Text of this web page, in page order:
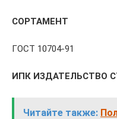
СОРТАМЕНТ
ГОСТ 10704-91
ИПК ИЗДАТЕЛЬСТВО
Читайте также: